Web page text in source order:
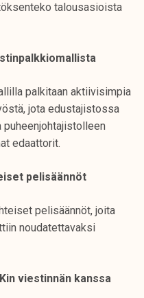
talousasioista
palkitaan aktiivisimpia
jota edustajistossa
puheenjohtajistolleen
edaattorit.
pelisäännöt
pelisäännöt, joita
noudatettavaksi
viestinnän kanssa